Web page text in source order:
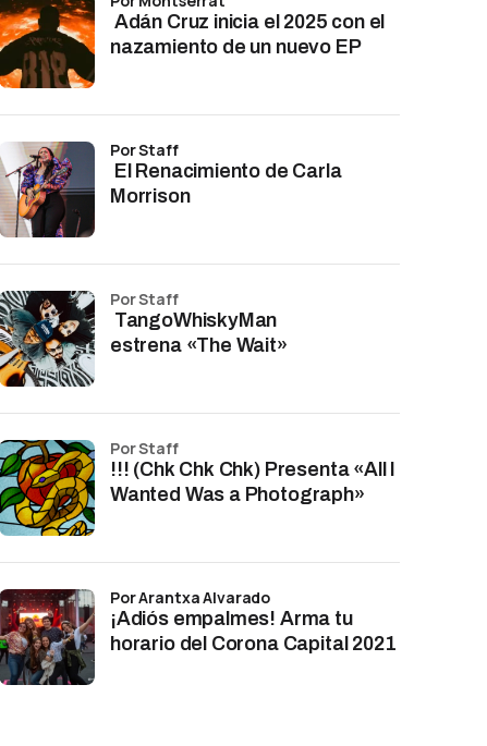
Adán Cruz inicia el 2025 con el
nazamiento de un nuevo EP
El Renacimiento de Carla
Morrison
por Staff
TangoWhiskyMan
estrena «The Wait»
por Staff
!!! (Chk Chk Chk) Presenta «All I
Wanted Was a Photograph»
por Staff
¡Adiós empalmes! Arma tu
horario del Corona Capital 2021
por Arantxa Alvarado